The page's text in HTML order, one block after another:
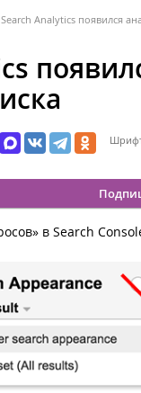
Analytics появился
в Search